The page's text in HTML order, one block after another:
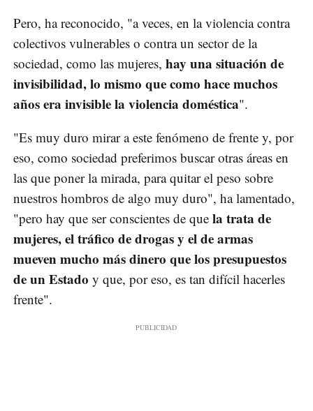
Pero, ha reconocido, "a veces, en la violencia contra
colectivos vulnerables o contra un sector de la
sociedad, como las mujeres, hay una situación de
invisibilidad, lo mismo que como hace muchos
años era invisible la violencia doméstica".
"Es muy duro mirar a este fenómeno de frente y, por
eso, como sociedad preferimos buscar otras áreas en
las que poner la mirada, para quitar el peso sobre
nuestros hombros de algo muy duro", ha lamentado,
"pero hay que ser conscientes de que la trata de
mujeres, el tráfico de drogas y el de armas
mueven mucho más dinero que los presupuestos
de un Estado y que, por eso, es tan difícil hacerles
frente".